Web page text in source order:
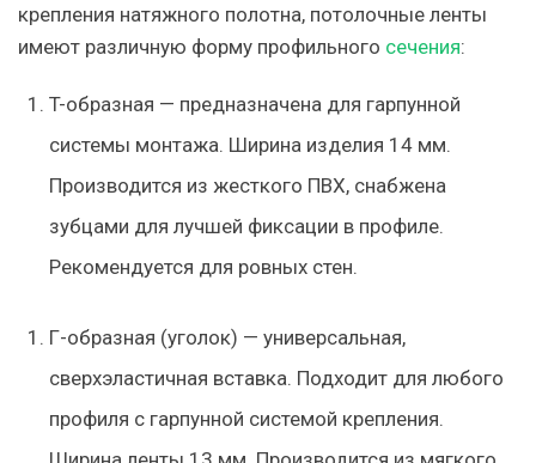
крепления натяжного полотна, потолочные ленты
имеют различную форму профильного сечения:
T-образная — предназначена для гарпунной
системы монтажа. Ширина изделия 14 мм.
Производится из жесткого ПВХ, снабжена
зубцами для лучшей фиксации в профиле.
Рекомендуется для ровных стен.
Г-образная (уголок) — универсальная,
сверхэластичная вставка. Подходит для любого
профиля с гарпунной системой крепления.